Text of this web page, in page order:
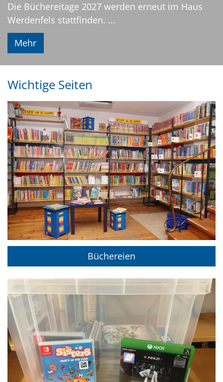
Die Büchereitage 2027 werden erneut im Haus
Werdenfels stattfinden. ...
Mehr
Wichtige Seiten
Büchereien